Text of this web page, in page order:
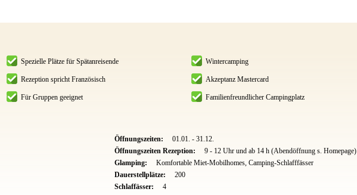
Spezielle Plätze für Spätanreisende Wintercamping
Rezeption spricht Französisch Akzeptanz Mastercard
Für Gruppen geeignet Familienfreundlicher Campingplatz
Öffnungszeiten:
01.01. - 31.12.
Öffnungszeiten Rezeption:
9 - 12 Uhr und ab 14 h (Abendöffnung s. Homepage)
Glamping:
Komfortable Miet-Mobilhomes, Camping-Schlafffässer
Dauerstellplätze:
200
Schlaffässer:
4